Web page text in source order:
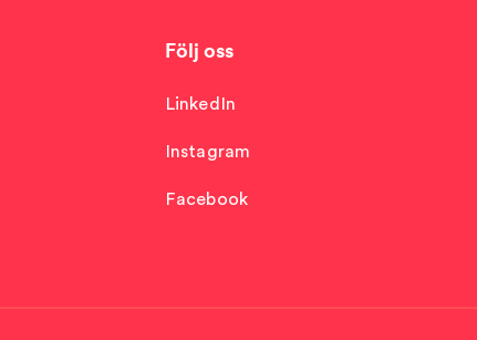
Följ oss
LinkedIn
Instagram
Facebook